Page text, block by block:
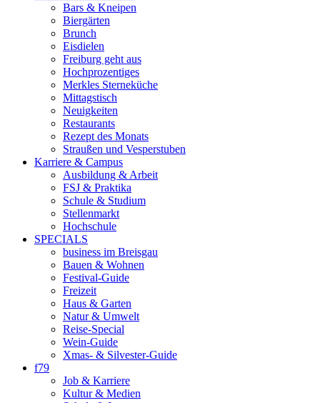
Bars & Kneipen
Biergärten
Brunch
Eisdielen
Freiburg geht aus
Hochprozentiges
Merkles Sterneküche
Mittagstisch
Neuigkeiten
Restaurants
Rezept des Monats
Straußen und Vesperstuben
Karriere & Campus
Ausbildung & Arbeit
FSJ & Praktika
Schule & Studium
Stellenmarkt
Hochschule
SPECIALS
business im Breisgau
Bauen & Wohnen
Festival-Guide
Freizeit
Haus & Garten
Natur & Umwelt
Reise-Special
Wein-Guide
Xmas- & Silvester-Guide
f79
Job & Karriere
Kultur & Medien